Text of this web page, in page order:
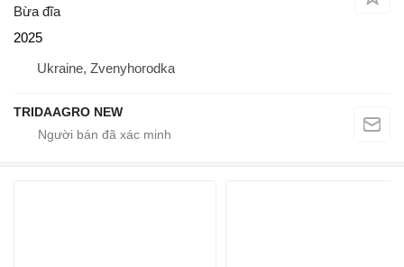
Bừa đĩa
2025
Ukraine, Zvenyhorodka
TRIDAAGRO NEW